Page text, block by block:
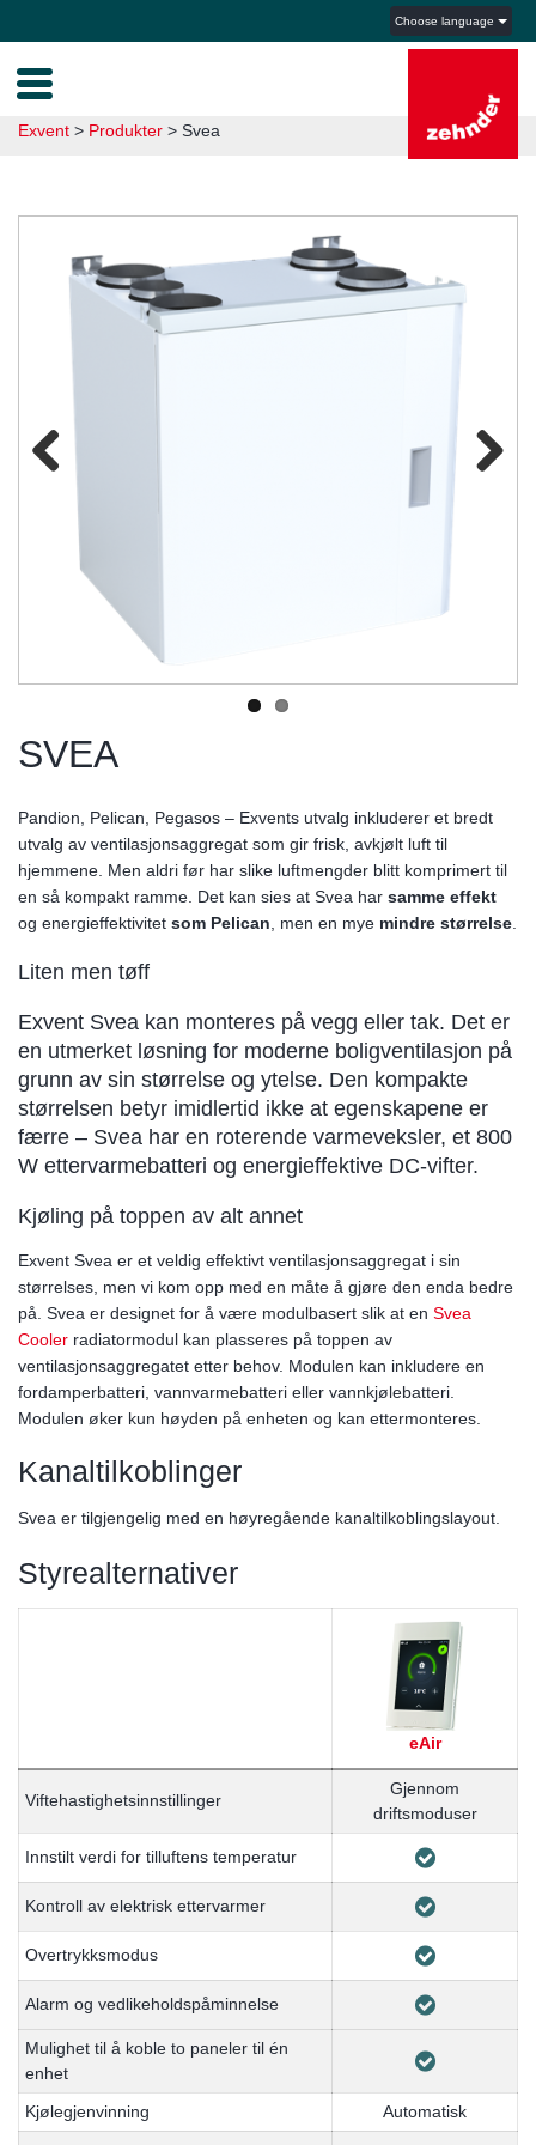
Choose language
Exvent > Produkter > Svea
SVEA
Pandion, Pelican, Pegasos – Exvents utvalg inkluderer et bredt
utvalg av ventilasjonsaggregat som gir frisk, avkjølt luft til
hjemmene. Men aldri før har slike luftmengder blitt komprimert til
en så kompakt ramme. Det kan sies at Svea har samme effekt
og energieffektivitet som Pelican , men en mye mindre størrelse
Liten men tøff
Exvent Svea kan monteres på vegg eller tak. Det er
en utmerket løsning for moderne boligventilasjon på
grunn av sin størrelse og ytelse. Den kompakte
størrelsen betyr imidlertid ikke at egenskapene er
færre – Svea har en roterende varmeveksler, et 800
W ettervarmebatteri og energieffektive DC-vifter.
Kjøling på toppen av alt annet
Exvent Svea er et veldig effektivt ventilasjonsaggregat i sin
størrelses, men vi kom opp med en måte å gjøre den enda bedre
på. Svea er designet for å være modulbasert slik at en Svea
Cooler radiatormodul kan plasseres på toppen av
ventilasjonsaggregatet etter behov. Modulen kan inkludere en
fordamperbatteri, vannvarmebatteri eller vannkjølebatteri.
Modulen øker kun høyden på enheten og kan ettermonteres.
Kanaltilkoblinger
Svea er tilgjengelig med en høyregående kanaltilkoblingslayout.
Styrealternativer
eAir
Viftehastighetsinnstillinger
Gjennom
driftsmoduser
Innstilt verdi for tilluftens temperatur
Kontroll av elektrisk ettervarmer
Overtrykksmodus
Alarm og vedlikeholdspåminnelse
Mulighet til å koble to paneler til én
enhet
Kjølegjenvinning
Automatisk